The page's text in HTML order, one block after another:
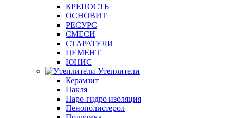
КРЕПОСТЬ
ОСНОВИТ
РЕСУРС
СМЕСИ
СТАРАТЕЛИ
ЦЕМЕНТ
ЮНИС
Утеплители
Керамзит
Пакля
Паро-гидро изоляция
Пенополистерол